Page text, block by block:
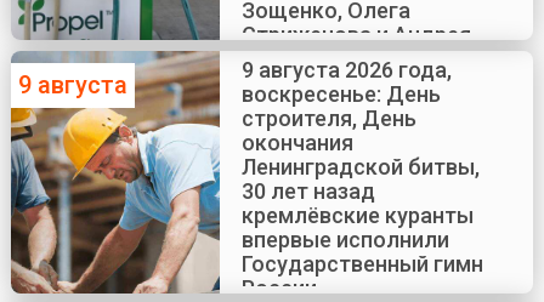
Зощенко, Олега
Стриженова и Андрея
Краско
9 августа
9 августа 2026 года,
воскресенье: День
строителя, День
окончания
Ленинградской битвы,
30 лет назад
кремлёвские куранты
впервые исполнили
Государственный гимн
России